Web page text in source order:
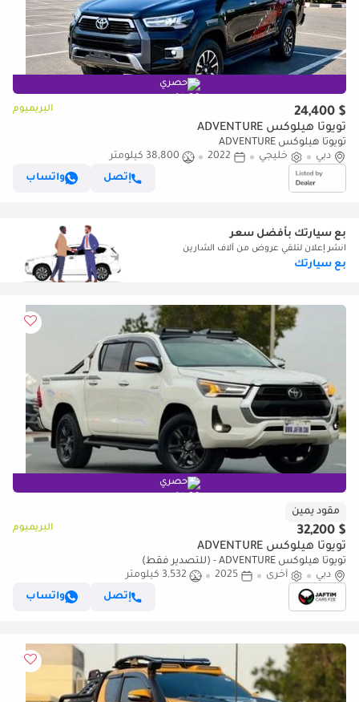
حصري
$ 24,400 البريميوم
تويوتا هيلوكس ADVENTURE
تويوتا هيلوكس ADVENTURE
دبي
خليجي 2022
38,800 كيلومتر
إتصل
واتساب
بع سيارتك بأفضل سعر
انشر إعلان لتلقي عروض من آلاف الشارين
بع سيارتك
حصري
مقود يمين
$ 32,200 البريميوم
تويوتا هيلوكس ADVENTURE
تويوتا هيلوكس ADVENTURE - (للتصدير فقط)
دبي
أخرى 2025
3,532 كيلومتر
إتصل
واتساب